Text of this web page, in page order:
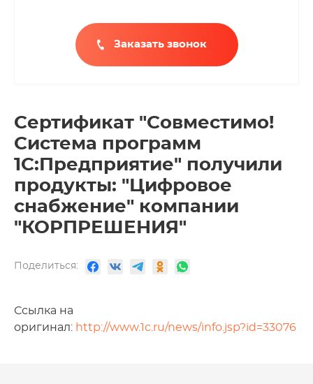
Заказать звонок
Сертификат "Совместимо!
Система программ
1С:Предприятие" получили
продукты: "Цифровое
снабжение" компании
"КОРПРЕШЕНИЯ"
Поделиться:
Ссылка на
оригинал: http://www.1c.ru/news/info.jsp?id=33076